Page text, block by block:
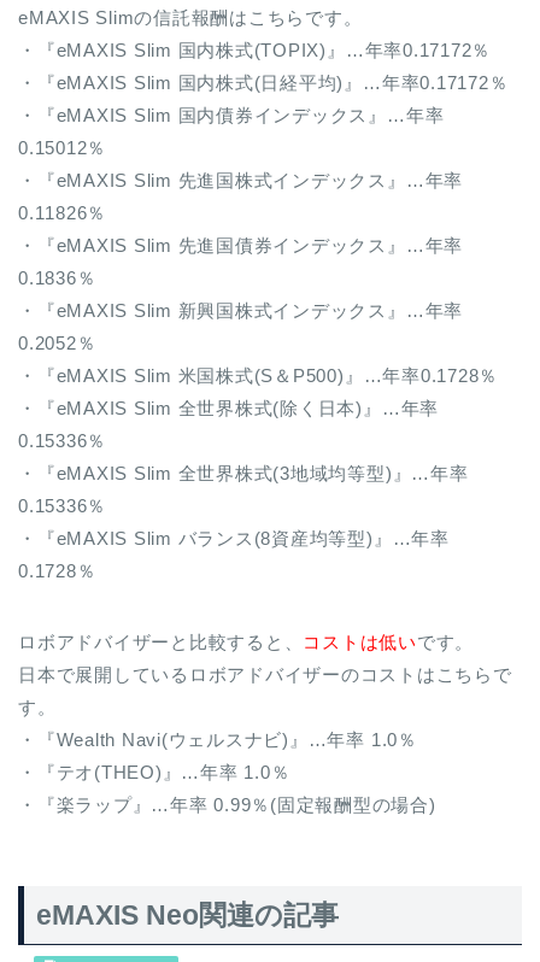
eMAXIS Slimの信託報酬はこちらです。
・『eMAXIS Slim 国内株式(TOPIX)』…年率0.17172％
・『eMAXIS Slim 国内株式(日経平均)』…年率0.17172％
・『eMAXIS Slim 国内債券インデックス』…年率
0.15012％
・『eMAXIS Slim 先進国株式インデックス』…年率
0.11826％
・『eMAXIS Slim 先進国債券インデックス』…年率
0.1836％
・『eMAXIS Slim 新興国株式インデックス』…年率
0.2052％
・『eMAXIS Slim 米国株式(S＆P500)』…年率0.1728％
・『eMAXIS Slim 全世界株式(除く日本)』…年率
0.15336％
・『eMAXIS Slim 全世界株式(3地域均等型)』…年率
0.15336％
・『eMAXIS Slim バランス(8資産均等型)』…年率
0.1728％
ロボアドバイザーと比較すると、 コストは低いです。
日本で展開しているロボアドバイザーのコストはこちらで
す。
・『Wealth Navi(ウェルスナビ)』…年率 1.0％
・『テオ(THEO)』…年率 1.0％
・『楽ラップ』…年率 0.99％(固定報酬型の場合)
eMAXIS Neo関連の記事